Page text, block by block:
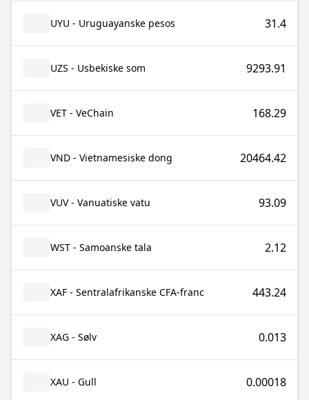
UYU - Uruguayanske pesos 31.4
UZS - Usbekiske som 9293.91
VET - VeChain 168.29
VND - Vietnamesiske dong 20464.42
VUV - Vanuatiske vatu 93.09
WST - Samoanske tala 2.12
XAF - Sentralafrikanske CFA-franc 443.24
XAG - Sølv 0.013
XAU - Gull 0.00018